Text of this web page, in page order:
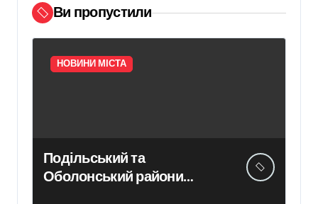
Ви пропустили
НОВИНИ МІСТА
Подільський та
Оболонський райони